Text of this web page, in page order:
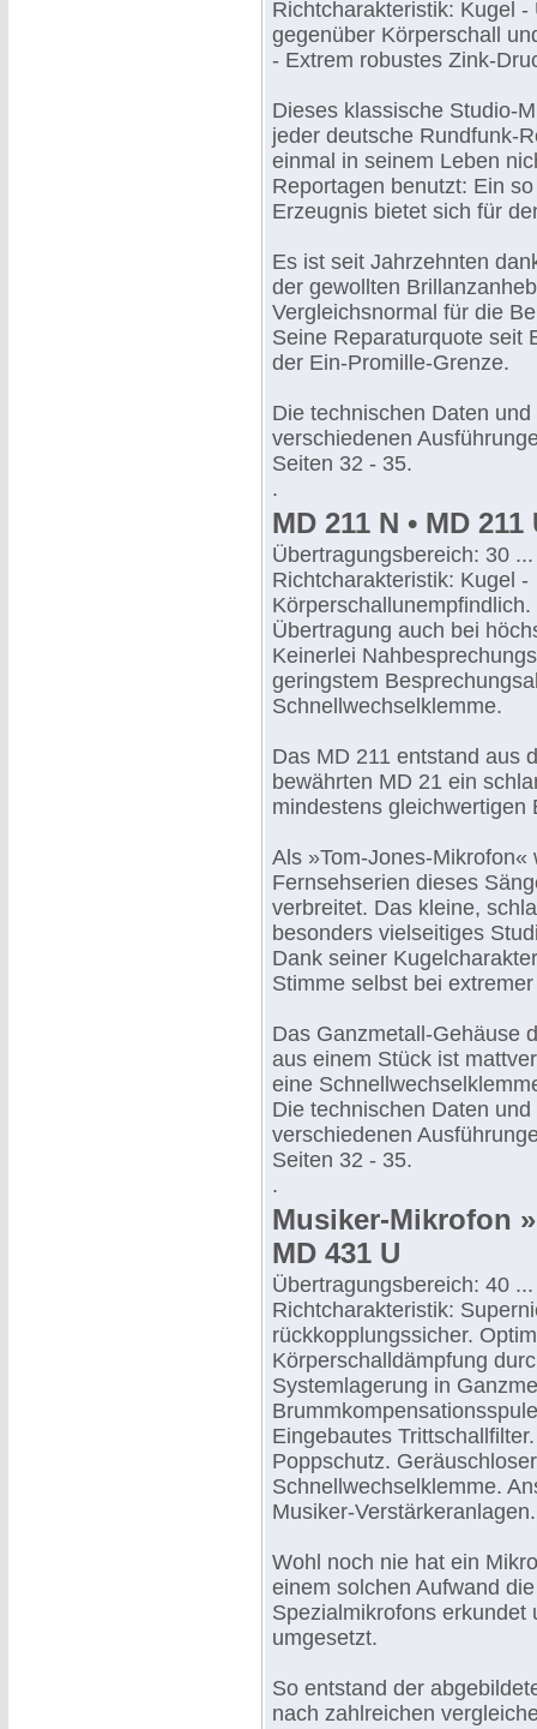
Richtcharakteristik: Kugel -
gegenüber Körperschall
- Extrem robustes Zink-
Dieses klassische Studio-
jeder deutsche Rundfunk-
einmal in seinem Leben
Reportagen benutzt: Ein
Erzeugnis bietet sich für
Es ist seit Jahrzehnten
der gewollten
Vergleichsnormal für die
Seine Reparaturquote seit
der Ein-Promille-Grenze.
Die technischen Daten
verschiedenen
Seiten 32 - 35.
.
MD 211 N • MD 211
Übertragungsbereich: 30
Richtcharakteristik: Kugel -
Übertragung auch bei
Keinerlei
geringstem
Schnellwechselklemme.
Das MD 211 entstand aus
bewährten MD 21 ein
mindestens gleichwertigen
Als »Tom-Jones-
Fernsehserien dieses
verbreitet. Das kleine,
besonders vielseitiges
Dank seiner
Stimme selbst bei
Das Ganzmetall-Gehäuse
aus einem Stück ist
eine
Die technischen Daten
verschiedenen
Seiten 32 - 35.
.
Musiker-Mikrofon
MD 431 U
Übertragungsbereich: 40
Richtcharakteristik:
rückkopplungssicher.
Körperschalldämpfung
Systemlagerung in
Eingebautes
Poppschutz.
Schnellwechselklemme.
Musiker-Verstärkeranlagen.
Wohl noch nie hat ein
einem solchen Aufwand
Spezialmikrofons erkundet
umgesetzt.
So entstand der
nach zahlreichen